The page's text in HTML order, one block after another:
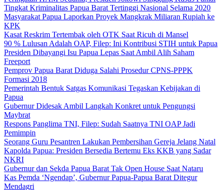
Tingkat Kriminalitas Papua Barat Tertinggi Nasional Selama 2020
Masyarakat Papua Laporkan Proyek Mangkrak Miliaran Rupiah ke
KPK
Kasat Reskrim Tertembak oleh OTK Saat Ricuh di Mansel
90 % Lulusan Adalah OAP, Filep: Ini Kontribusi STIH untuk Papua
Presiden Dibayangi Isu Papua Lepas Saat Ambil Alih Saham
Freeport
Pemprov Papua Barat Diduga Salahi Prosedur CPNS-PPPK
Formasi 2018
Pemerintah Bentuk Satgas Komunikasi Tegaskan Kebijakan di
Papua
Gubernur Didesak Ambil Langkah Konkret untuk Pengungsi
Maybrat
Respons Panglima TNI, Filep: Sudah Saatnya TNI OAP Jadi
Pemimpin
Seorang Guru Pesantren Lakukan Pembersihan Gereja Jelang Natal
Kapolda Papua: Presiden Bersedia Bertemu Eks KKB yang Sadar
NKRI
Gubernur dan Sekda Papua Barat Tak Open House Saat Nataru
Kas Pemda ‘Ngendap’, Gubernur Papua-Papua Barat Ditegur
Mendagri